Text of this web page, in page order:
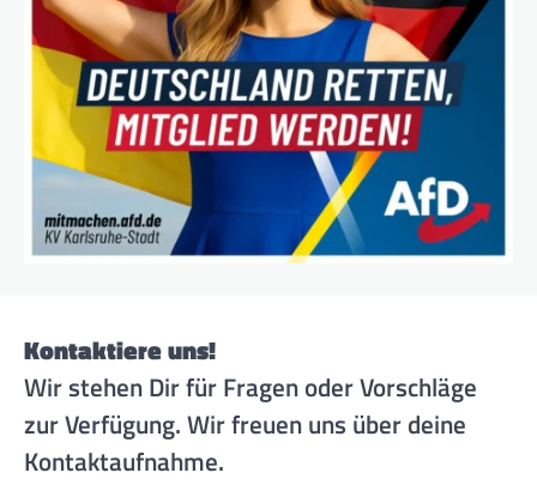
Kontaktiere uns!
Wir stehen Dir für Fragen oder Vorschläge
zur Verfügung. Wir freuen uns über deine
Kontaktaufnahme.